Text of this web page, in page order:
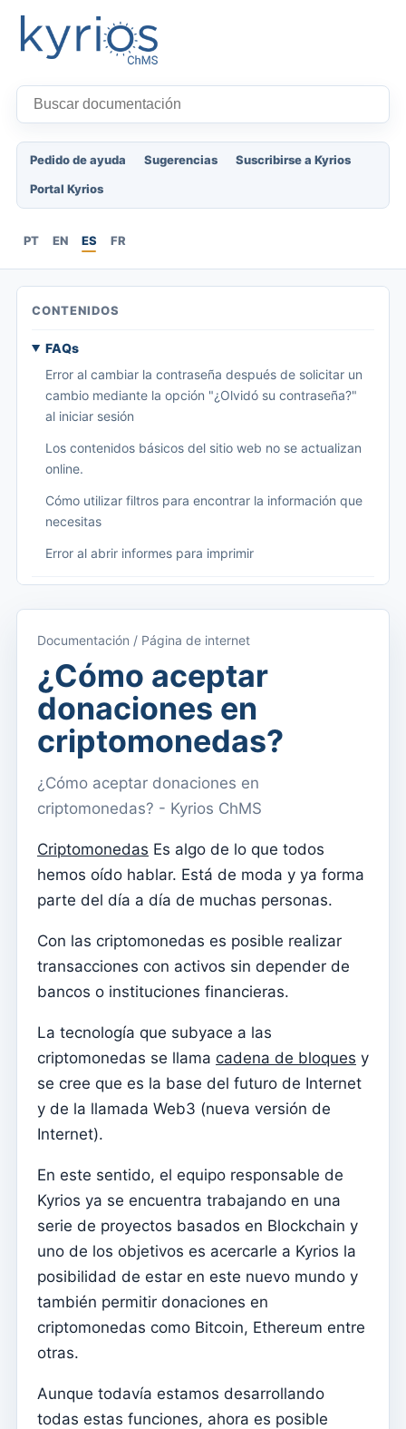
Pedido de ayuda Sugerencias
Suscribirse a Kyrios
Portal Kyrios
PT EN ES FR
CONTENIDOS
FAQs
Error al cambiar la contraseña después de solicitar un
cambio mediante la opción "¿Olvidó su contraseña?"
al iniciar sesión
Los contenidos básicos del sitio web no se actualizan
online.
Cómo utilizar filtros para encontrar la información que
necesitas
Error al abrir informes para imprimir
Acceso a la documentación
Menú principal (aplicaciones)
Cambiar entre suscripciones
Dashboard
Panel
Configuración de suscripción
Párroco
Modo oscuro
desconectar
Configurar una cuenta SMTP para enviar correos
electrónicos en Kyrios
Catequese
Nochevieja
Documentos individuales
Transferencias
Informes
Agregar nuevo grupo
Lista de grupos/búsqueda
Acceso a Kyrios para catequistas – cómo iniciar sesión
Documentación / Página de internet
¿Cómo aceptar
donaciones en
criptomonedas?
¿Cómo aceptar donaciones en
criptomonedas? - Kyrios ChMS
Criptomonedas Es algo de lo que todos
hemos oído hablar. Está de moda y ya forma
parte del día a día de muchas personas.
Con las criptomonedas es posible realizar
transacciones con activos sin depender de
bancos o instituciones financieras.
La tecnología que subyace a las
criptomonedas se llama cadena de bloques y
se cree que es la base del futuro de Internet
y de la llamada Web3 (nueva versión de
Internet).
En este sentido, el equipo responsable de
Kyrios ya se encuentra trabajando en una
serie de proyectos basados ​​en Blockchain y
uno de los objetivos es acercarle a Kyrios la
posibilidad de estar en este nuevo mundo y
también permitir donaciones en
criptomonedas como Bitcoin, Ethereum entre
otras.
Aunque todavía estamos desarrollando
todas estas funciones, ahora es posible